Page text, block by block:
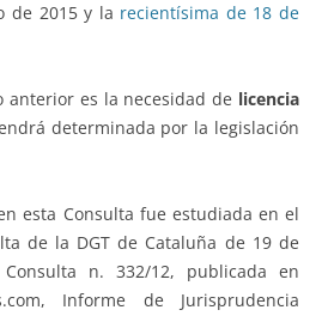
de 2015 y la recientísima de 18 de
anterior es la necesidad de licencia
determinada por la legislación
esta Consulta fue estudiada en el
de la DGT de Cataluña de 19 de
n. 332/12, publicada en
Informe de Jurisprudencia